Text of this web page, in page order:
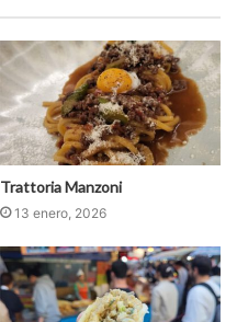
Trattoria Manzoni
13 enero, 2026